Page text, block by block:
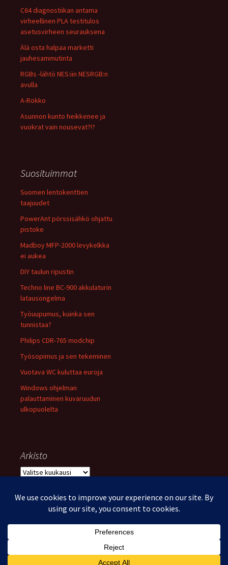
C64 diagnostiikan antama
virheellinen PLA testitulos
asetusvirheen seurauksena
Älä osta halpaa marketti
jauhesammutinta
RGBs -lähtö NES:iin NESRGB:n
avulla
A-Rokko
Asunnon kunto heikkenee ja
vuokrat vain nousevat?!?
Suosituimmat
Suomen lentokenttien
taajuudet
PowerAnt pörssisähkö ohjattu
pistoke
Madboy MFP-2000 levykelkka
ei aukea
DIY taulun ripustin
Techno line BC-900 akkulaturin
latausongelma
Työuupumus, kuinka sen
tunnistaa?
Philips CDR-765 modchip
Työsopimus ja sen tekeminen
Vuotava WC kuluttaa euroja
Windows ohjelman
palauttaminen kuvaruudun
ulkopuolelta
Arkisto
Arkisto